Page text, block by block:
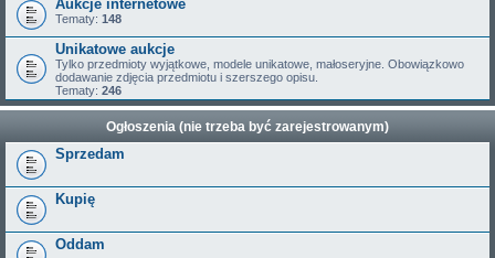
Aukcje internetowe
Tematy: 148
Unikatowe aukcje
Tylko przedmioty wyjątkowe, modele unikatowe, małoseryjne. Obowiązkowo
dodawanie zdjęcia przedmiotu i szerszego opisu.
Tematy: 246
Ogłoszenia (nie trzeba być zarejestrowanym)
Sprzedam
Kupię
Oddam